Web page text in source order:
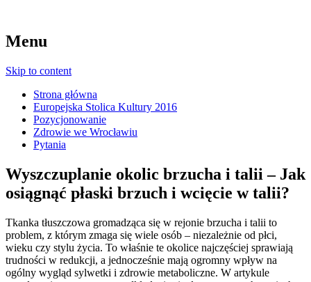
Menu
Skip to content
Strona główna
Europejska Stolica Kultury 2016
Pozycjonowanie
Zdrowie we Wrocławiu
Pytania
Wyszczuplanie okolic brzucha i talii – Jak
osiągnąć płaski brzuch i wcięcie w talii?
Tkanka tłuszczowa gromadząca się w rejonie brzucha i talii to
problem, z którym zmaga się wiele osób – niezależnie od płci,
wieku czy stylu życia. To właśnie te okolice najczęściej sprawiają
trudności w redukcji, a jednocześnie mają ogromny wpływ na
ogólny wygląd sylwetki i zdrowie metaboliczne. W artykule